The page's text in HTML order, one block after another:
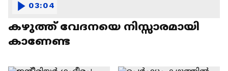
കഴുത്ത് വേദനയെ നിസ്സാരമായി
കാണേണ്ട
03:04